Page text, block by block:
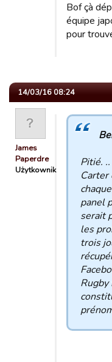
Bof çà
équipe
pour
14/03/16 08:24
James
Paperdre
Użytkownik
Pitié.
Carter
panel
serait
les
trois
Rugby